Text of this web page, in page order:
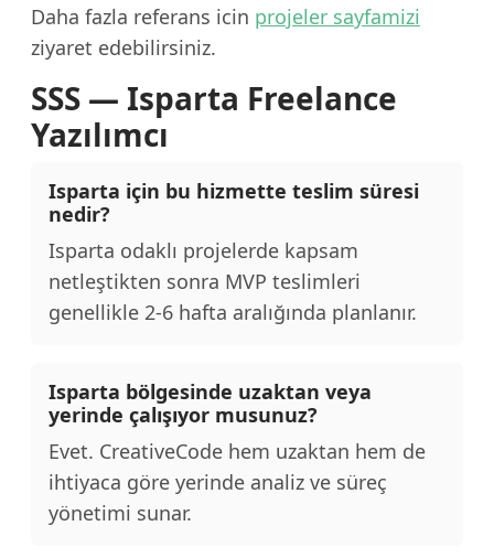
Daha fazla referans icin projeler sayfamizi
ziyaret edebilirsiniz.
SSS — Isparta Freelance
Yazılımcı
Isparta için bu hizmette teslim süresi
nedir?
Isparta odaklı projelerde kapsam
netleştikten sonra MVP teslimleri
genellikle 2-6 hafta aralığında planlanır.
Isparta bölgesinde uzaktan veya
yerinde çalışıyor musunuz?
Evet. CreativeCode hem uzaktan hem de
ihtiyaca göre yerinde analiz ve süreç
yönetimi sunar.